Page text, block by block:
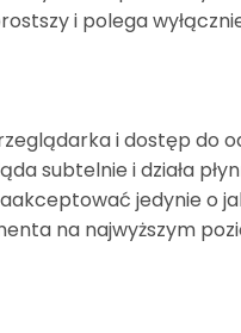
i polega
i dostęp do
subtelnie i działa
jedynie o
na najwyższym